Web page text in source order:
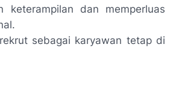
keterampilan dan memperluas
sebagai karyawan tetap di